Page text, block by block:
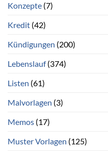
Konzepte (7)
Kredit (42)
Kündigungen (200)
Lebenslauf(374)
Listen (61)
Malvorlagen (3)
Memos (17)
Muster Vorlagen (125)